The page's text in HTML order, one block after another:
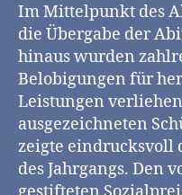
Im Mittelpunkt des
die Übergabe der
hinaus wurden
Belobigungen für
Leistungen
ausgezeichneten
zeigte eindrucksvoll
des Jahrgangs. Den